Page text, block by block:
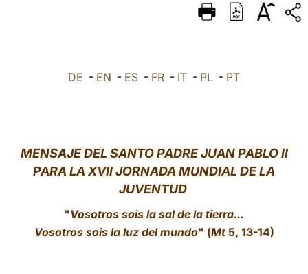
DEUTSCH
العربيّة DE - EN - ES - FR - IT - PL - PT
MENSAJE DEL SANTO PADRE JUAN PABLO II
PARA LA XVII JORNADA MUNDIAL DE LA
JUVENTUD
"Vosotros sois la sal de la tierra...
Vosotros sois la luz del mundo" (Mt5, 13-14)